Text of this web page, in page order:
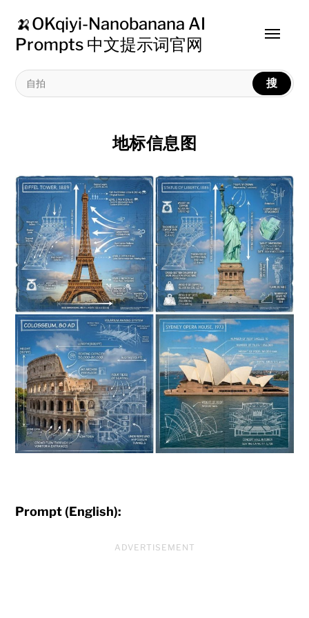
🍌OKqiyi-Nanobanana AI
Prompts 中文提示词官网
搜
Toggle
地标信息图
Prompt (English):
ADVERTISEMENT